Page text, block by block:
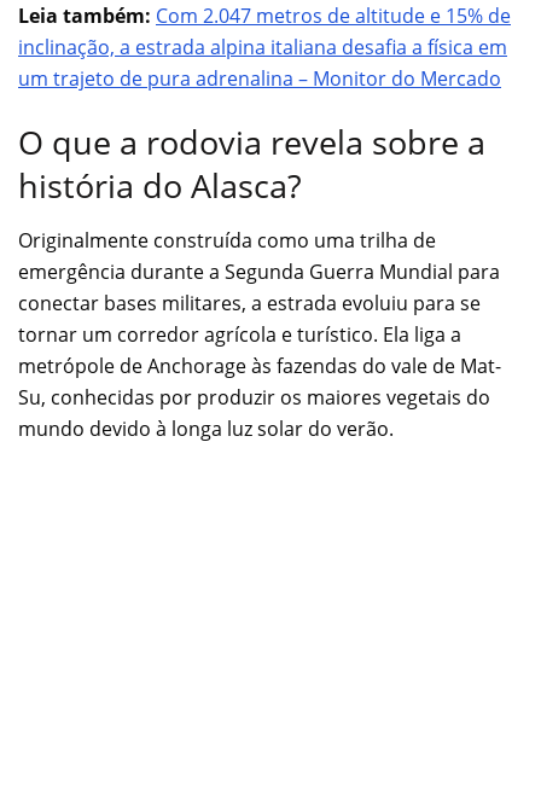
Leia também: Com 2.047 metros de altitude e 15% de
inclinação, a estrada alpina italiana desafia a física em
um trajeto de pura adrenalina – Monitor do Mercado
O que a rodovia revela sobre a
história do Alasca?
Originalmente construída como uma trilha de
emergência durante a Segunda Guerra Mundial para
conectar bases militares, a estrada evoluiu para se
tornar um corredor agrícola e turístico. Ela liga a
metrópole de Anchorage às fazendas do vale de Mat-
Su, conhecidas por produzir os maiores vegetais do
mundo devido à longa luz solar do verão.